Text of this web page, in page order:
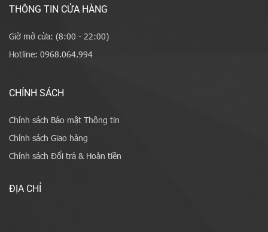
THÔNG TIN CỬA HÀNG
Giờ mở cửa: (8:00 - 22:00)
Hotline: 0968.064.994
CHÍNH SÁCH
Chính sách Bảo mật Thông tin
Chính sách Giao hàng
Chính sách Đổi trả & Hoàn tiền
ĐỊA CHỈ